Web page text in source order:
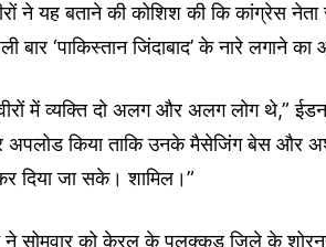
ने यह बताने की कोशिश की कि कांग्रेस
‘पाकिस्तान जिंदाबाद’ के नारे लगाने का
में व्यक्ति दो अलग और अलग लोग थे,” ईडन
अपलोड किया ताकि उनके मैसेजिंग बेस और
दिया जा सके। शामिल।”
ने सोमवार को केरल के पलक्कड़ जिले के